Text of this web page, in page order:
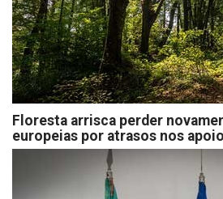
Floresta arrisca perder
europeias por atrasos nos